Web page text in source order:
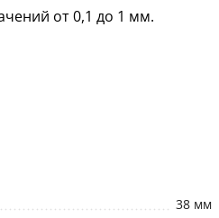
от 0,1 до 1 мм.
38 мм